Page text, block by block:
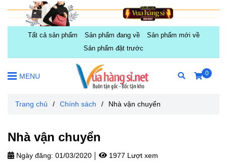
Nhà vận chuyển
Ngày đăng: 01/03/2020
1977 Lượt xem
Trang chủ / Chính sách / Nhà vận chuyển
Tất cả sản phẩm Sản phẩm đang về
Sản phẩm mới về
Sản phẩm đặt trước
0
MENU